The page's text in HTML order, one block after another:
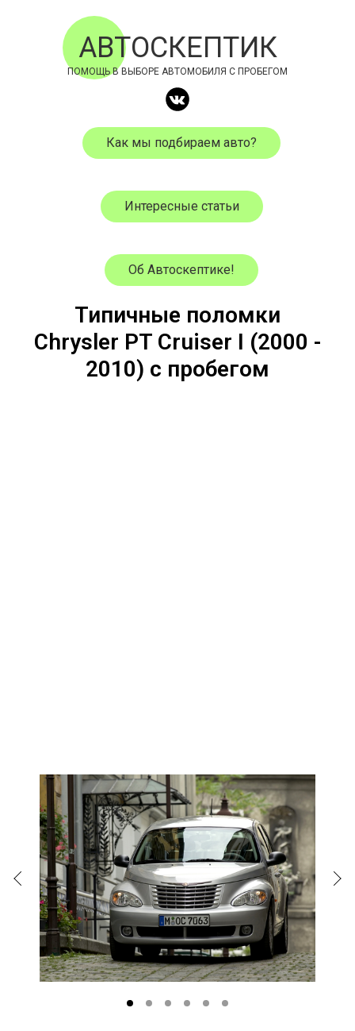
АВТОСКЕПТИК
ПОМОЩЬ В ВЫБОРЕ АВТОМОБИЛЯ С ПРОБЕГОМ
Как мы подбираем авто?
Интересные статьи
Об Автоскептике!
Типичные поломки
Chrysler PT Cruiser I (2000 -
2010) с пробегом